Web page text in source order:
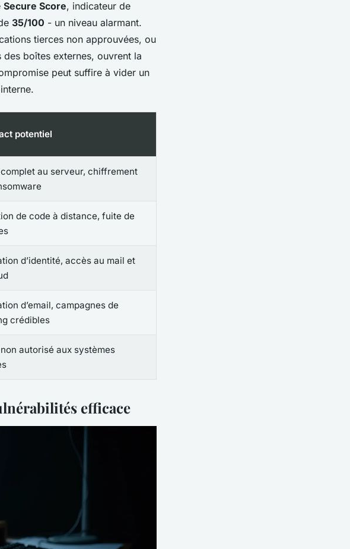
Secure Score, indicateur de
35/100 - un niveau alarmant.
tierces non approuvées, ou
boîtes externes, ouvrent la
peut suffire à vider un
potentiel
au serveur, chiffrement
de code à distance, fuite de
d’identité, accès au mail et
d’email, campagnes de
crédibles
autorisé aux systèmes
efficace